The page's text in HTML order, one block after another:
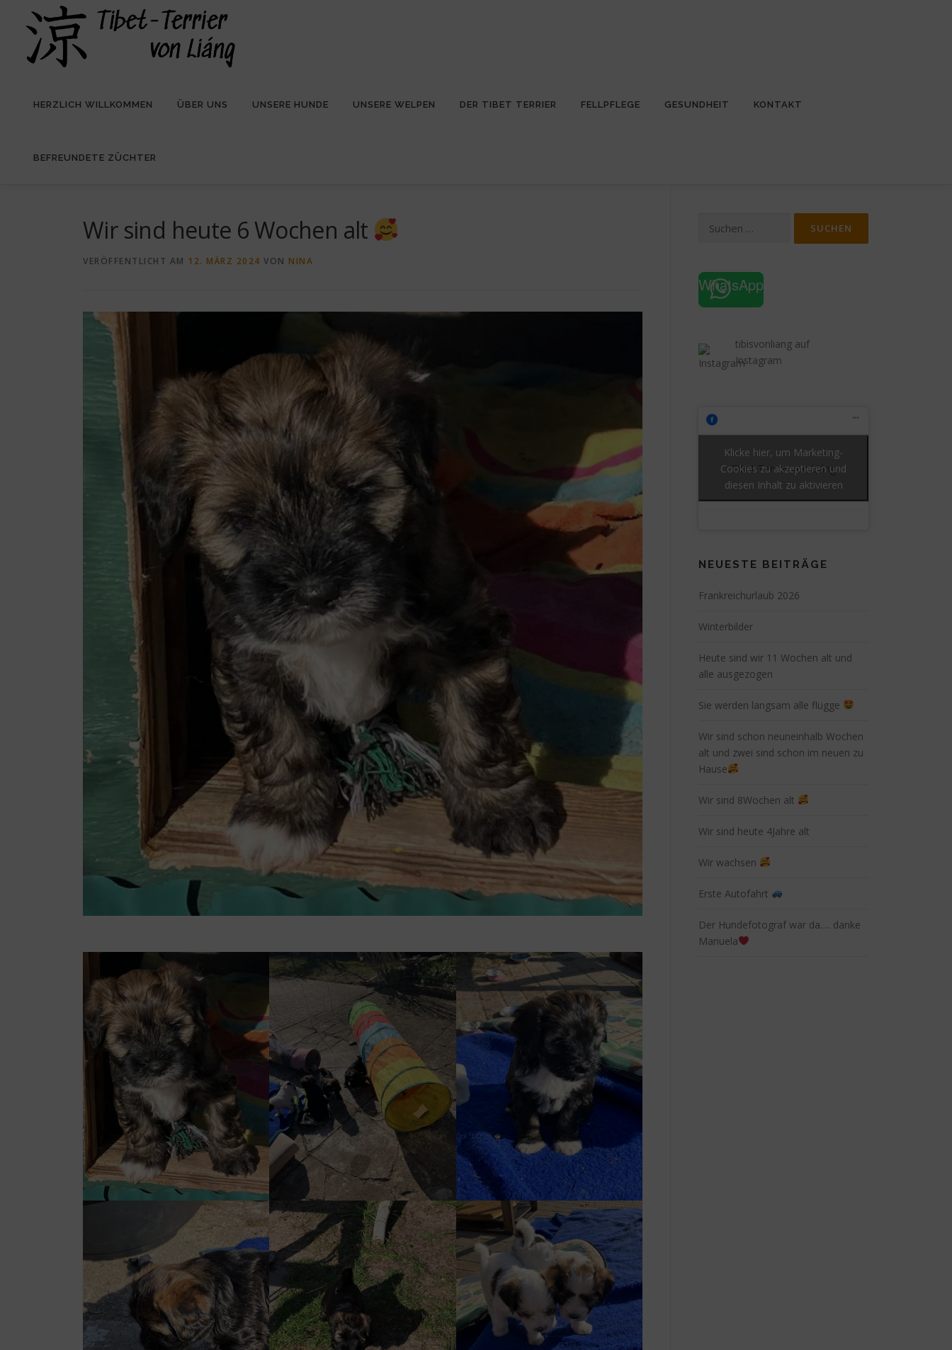
springen
HERZLICH WILLKOMMEN ÜBER UNS UNSERE HUNDE UNSERE WELPEN DER TIBET TERRIER FELLPFLEGE GESUNDHEIT KONTAKT
BEFREUNDETE ZÜCHTER
Wir sind heute 6 Wochen alt
VERÖFFENTLICHT AM 12. MÄRZ 2024 VON NINA
nach:
WhatsApp
tibisvonliang auf
Instagram
Tibet Terrier von Liáng
Klicke hier, um Marketing-
Cookies zu akzeptieren und
diesen Inhalt zu aktivieren
NEUESTE BEITRÄGE
Frankreichurlaub 2026
Winterbilder
Heute sind wir 11 Wochen alt und
alle ausgezogen
Sie werden langsam alle flügge
Wir sind schon neuneinhalb Wochen
alt und zwei sind schon im neuen zu
Hause
Wir sind 8Wochen alt
Wir sind heute 4Jahre alt
Wir wachsen
Erste Autofahrt
Der Hundefotograf war da…. danke
Manuela